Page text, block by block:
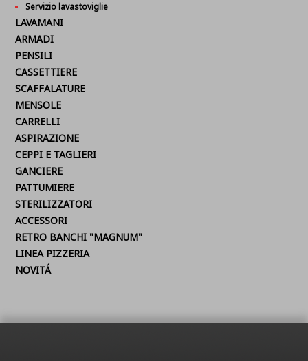
Servizio lavastoviglie
LAVAMANI
ARMADI
PENSILI
CASSETTIERE
SCAFFALATURE
MENSOLE
CARRELLI
ASPIRAZIONE
CEPPI E TAGLIERI
GANCIERE
PATTUMIERE
STERILIZZATORI
ACCESSORI
RETRO BANCHI "MAGNUM"
LINEA PIZZERIA
NOVITÁ